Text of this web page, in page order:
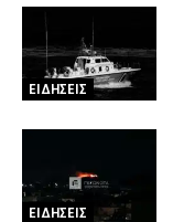
ΕΙΔΗΣΕΙΣ
ΕΙΔΗΣΕΙΣ